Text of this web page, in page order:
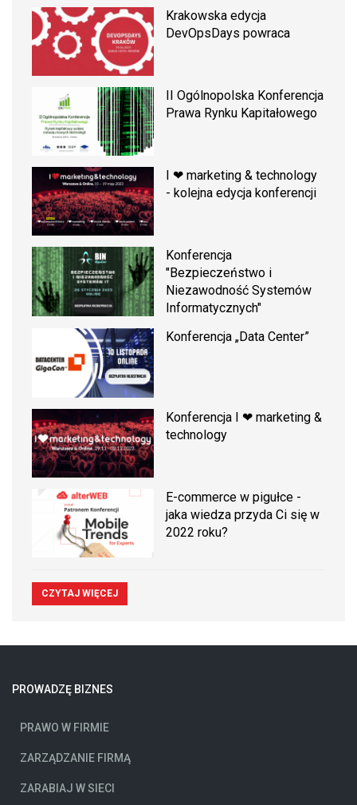
Krakowska edycja
DevOpsDays powraca
II Ogólnopolska Konferencja
Prawa Rynku Kapitałowego
I ❤ marketing & technology
- kolejna edycja konferencji
Konferencja
"Bezpieczeństwo i
Niezawodność Systemów
Informatycznych"
Konferencja „Data Center”
Konferencja I ❤ marketing &
technology
E-commerce w pigułce -
jaka wiedza przyda Ci się w
2022 roku?
CZYTAJ WIĘCEJ
PROWADZĘ BIZNES
PRAWO W FIRMIE
ZARZĄDZANIE FIRMĄ
ZARABIAJ W SIECI